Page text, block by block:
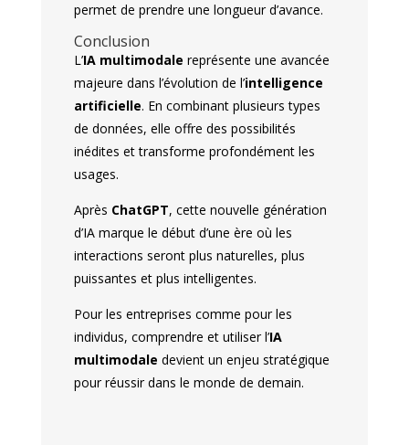
permet de prendre une longueur d’avance.
Conclusion
L’IA multimodale représente une avancée
majeure dans l’évolution de l’intelligence
artificielle. En combinant plusieurs types
de données, elle offre des possibilités
inédites et transforme profondément les
usages.
Après ChatGPT, cette nouvelle génération
d’IA marque le début d’une ère où les
interactions seront plus naturelles, plus
puissantes et plus intelligentes.
Pour les entreprises comme pour les
individus, comprendre et utiliser l’IA
multimodale devient un enjeu stratégique
pour réussir dans le monde de demain.